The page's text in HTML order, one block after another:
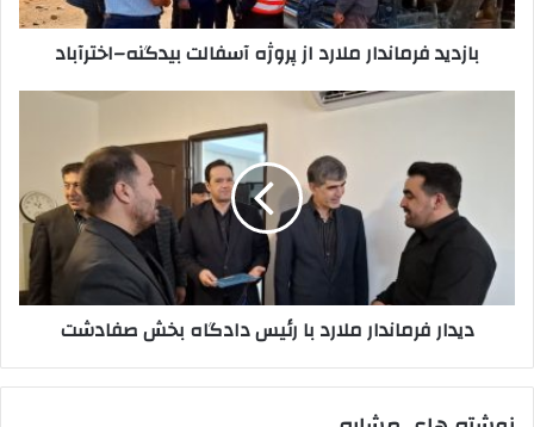
بازدید فرماندار ملارد از پروژه آسفالت بیدگنه–اخترآباد
دادگاه
بخش
صفادشت
دیدار فرماندار ملارد با رئیس دادگاه بخش صفادشت